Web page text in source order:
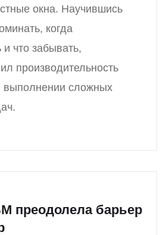
окна. Научившись
когда
и что забывать,
производительность
выполнении сложных
преодолела барьер